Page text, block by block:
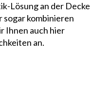
Lösung an der Decke
sogar kombinieren
Ihnen auch hier
an.